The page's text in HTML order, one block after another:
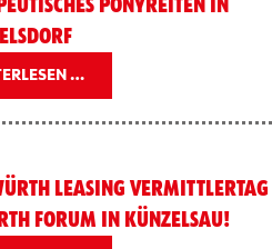
PONYREITEN IN
…
LEASING VERMITTLERTAG
FORUM IN KÜNZELSAU!